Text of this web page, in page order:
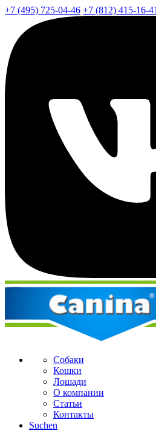
+7 (495) 725-04-46 +7 (812) 415-16-41
Собаки
Кошки
Лошади
О компании
Статьи
Контакты
Suchen